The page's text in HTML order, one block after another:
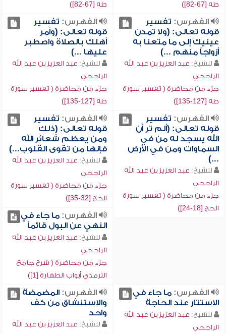
طه [67-82])
طه [67-82])
الفهرس: تفسير
قوله تعالى: (ولا تمدن
عينيك إلى ما متعنا به
أزواجاً منهم ...)
للشيخ: عبد العزيز بن عبد الله
الراجحي
جزء من محاضرة ( تفسير سورة
طه [127-135])
الفهرس: تفسير
قوله تعالى: (وأمر
أهلك بالصلاة واصطبر
عليها ...)
للشيخ: عبد العزيز بن عبد الله
الراجحي
جزء من محاضرة ( تفسير سورة
طه [127-135])
الفهرس: تفسير
قوله تعالى: (ألم تر أن
الله يسجد له من في
السماوات ومن في الأرض
...)
للشيخ: عبد العزيز بن عبد الله
الراجحي
جزء من محاضرة ( تفسير سورة
الحج [18-24])
الفهرس: تفسير
قوله تعالى: (ذلك
ومن يعظم شعائر الله
فإنها من تقوى القلوب...)
للشيخ: عبد العزيز بن عبد الله
الراجحي
جزء من محاضرة ( تفسير سورة
الحج [32-35])
الفهرس:ما جاء في
النهي عن البول قائماً
للشيخ: عبد العزيز بن عبد الله
الراجحي
جزء من محاضرة ( شرح جامع
الترمذي أبواب الطهارة [1])
الفهرس:ما جاء في
الاستتار عند الحاجة
للشيخ: عبد العزيز بن عبد الله
الراجحي
الفهرس:المضمضة
والاستنشاق من كف
واحد
للشيخ: عبد العزيز بن عبد الله